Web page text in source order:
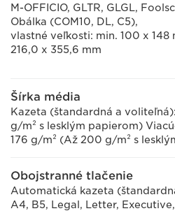
M-OFFICIO, GLTR, GLGL,
Obálka (COM10, DL, C5),
vlastné veľkosti: min. 100 x 148
216,0 x 355,6 mm
Šírka média
Kazeta (štandardná a
g/m² s lesklým papierom)
176 g/m² (Až 200 g/m² s
Obojstranné tlačenie
Automatická kazeta
A4, B5, Legal, Letter,